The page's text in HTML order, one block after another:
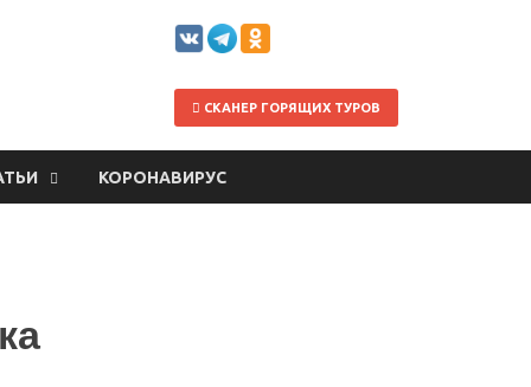
СКАНЕР ГОРЯЩИХ ТУРОВ
КОРОНАВИРУС